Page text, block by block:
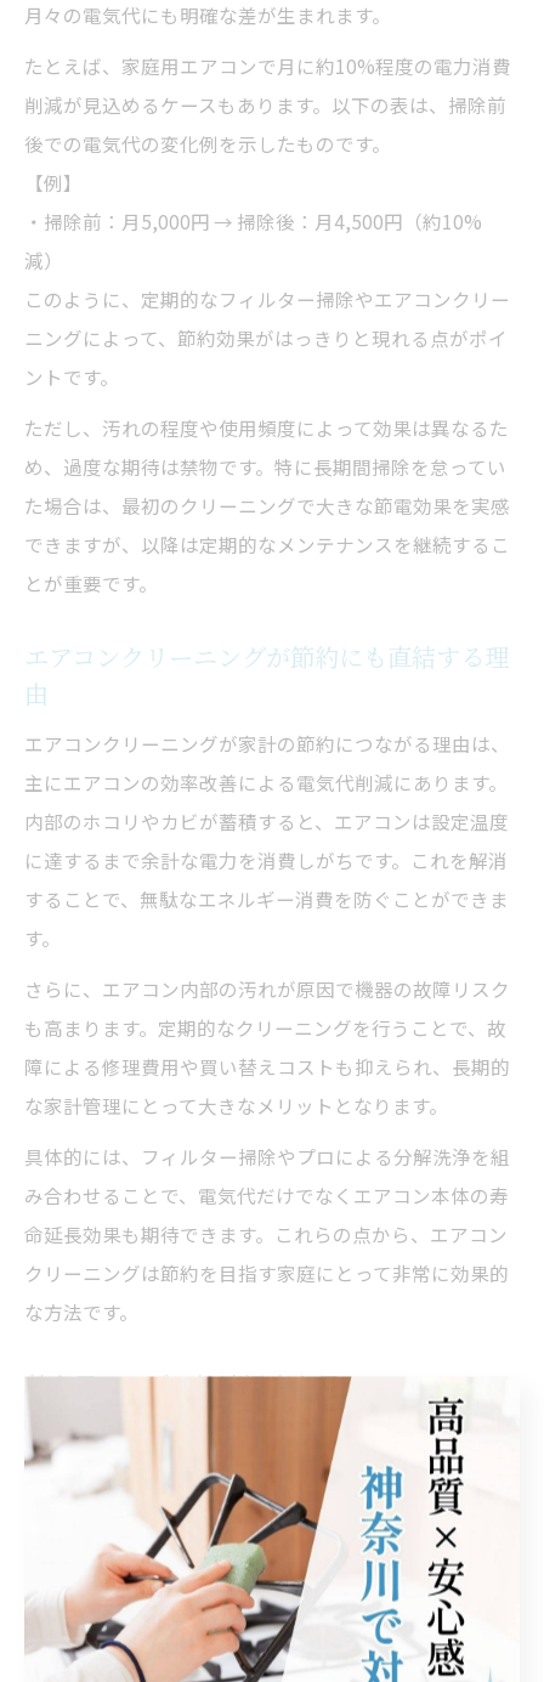
月々の電気代にも明確な差が生まれます。
たとえば、家庭用エアコンで月に約10%程度の電力消費
削減が見込めるケースもあります。以下の表は、掃除前
後での電気代の変化例を示したものです。
【例】
・掃除前：月5,000円 → 掃除後：月4,500円（約10%
減）
このように、定期的なフィルター掃除やエアコンクリー
ニングによって、節約効果がはっきりと現れる点がポイ
ントです。
ただし、汚れの程度や使用頻度によって効果は異なるた
め、過度な期待は禁物です。特に長期間掃除を怠ってい
た場合は、最初のクリーニングで大きな節電効果を実感
できますが、以降は定期的なメンテナンスを継続するこ
とが重要です。
エアコンクリーニングが節約にも直結する理
由
エアコンクリーニングが家計の節約につながる理由は、
主にエアコンの効率改善による電気代削減にあります。
内部のホコリやカビが蓄積すると、エアコンは設定温度
に達するまで余計な電力を消費しがちです。これを解消
することで、無駄なエネルギー消費を防ぐことができま
す。
さらに、エアコン内部の汚れが原因で機器の故障リスク
も高まります。定期的なクリーニングを行うことで、故
障による修理費用や買い替えコストも抑えられ、長期的
な家計管理にとって大きなメリットとなります。
具体的には、フィルター掃除やプロによる分解洗浄を組
み合わせることで、電気代だけでなくエアコン本体の寿
命延長効果も期待できます。これらの点から、エアコン
クリーニングは節約を目指す家庭にとって非常に効果的
な方法です。
効き目アップで快適温度を保つコツ
エアコンクリーニングやフィルター掃除を行うことで、
エアコン本来の冷暖房効率が回復し、設定温度の室内環
境をスムーズに保つことができます。これは、内部の汚
れやカビが除去されることで空気の流れが良くなり、熱
交換効率が向上するためです。
快適な温度を維持するためのコツとしては、月に1～2回